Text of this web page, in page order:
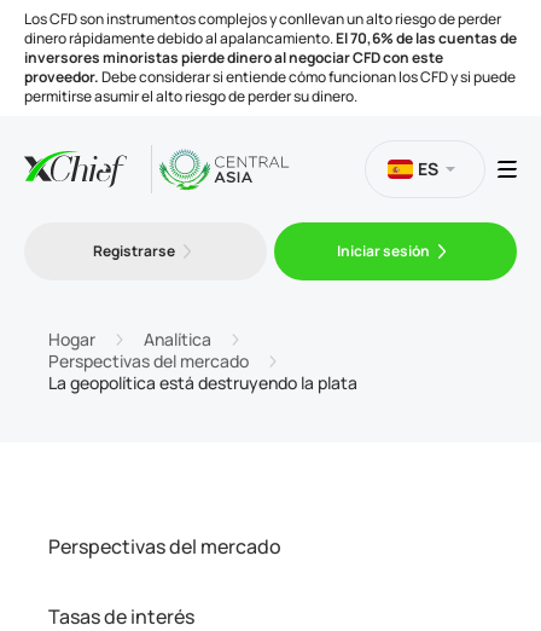
Los CFD son instrumentos complejos y conllevan un alto riesgo de perder
dinero rápidamente debido al apalancamiento.El 70,6% de las cuentas de
inversores minoristas pierde dinero al negociar CFD con este
proveedor.Debe considerar si entiende cómo funcionan los CFD y si puede
permitirse asumir el alto riesgo de perder su dinero.
Herramientas
ES
Registrarse Iniciar sesión
Hogar
Analítica
Perspectivas del mercado
La geopolítica está destruyendo la plata
Perspectivas del mercado
Tasas de interés